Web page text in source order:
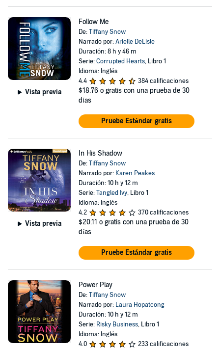
Vista previa
Follow Me
De:Tiffany Snow
Narrado por:Arielle DeLisle
Duración: 8 h y 46 m
Serie:Corrupted Hearts, Libro 1
Idioma: Inglés
4.4
384 calificaciones
$18.76 o gratis con una prueba de 30
días
Pruebe Estándar gratis
Vista previa
In His Shadow
De:Tiffany Snow
Narrado por: Karen Peakes
Duración: 10 h y 12 m
Serie:Tangled Ivy, Libro 1
Idioma: Inglés
4.2
370 calificaciones
$20.11 o gratis con una prueba de 30
días
Pruebe Estándar gratis
Power Play
De:Tiffany Snow
Narrado por: Laura Hopatcong
Duración: 10 h y 12 m
Serie: Risky Business, Libro 1
Idioma: Inglés
4.0
233 calificaciones